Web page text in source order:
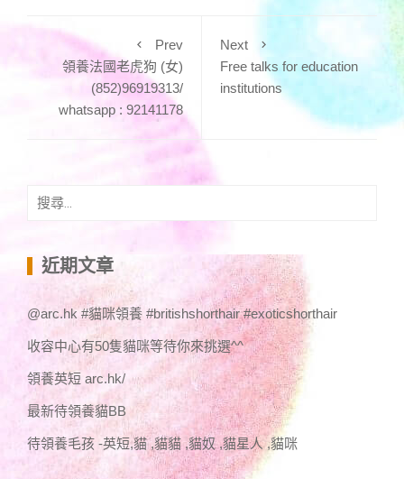
Prev
領養法國老虎狗 (女)
(852)96919313/
whatsapp : 92141178
Next
Free talks for education
institutions
搜
鍵 近期文章
@arc.hk #貓咪領養 #britishshorthair #exoticshorthair
收容中心有50隻貓咪等待你來挑選^^
領養英短 arc.hk/
最新待領養貓BB
待領養毛孩 -英短,貓 ,貓貓 ,貓奴 ,貓星人 ,貓咪